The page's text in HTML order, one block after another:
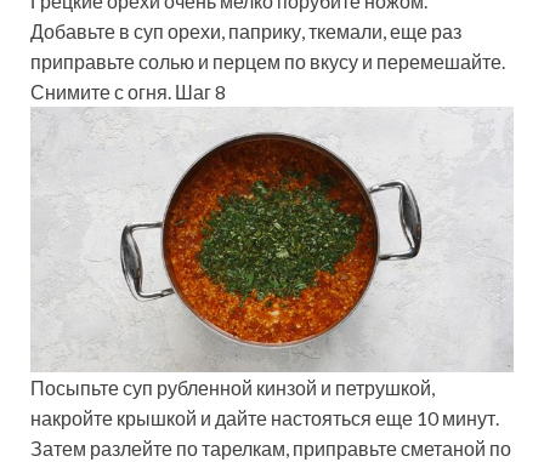
Добавьте в суп орехи, паприку, ткемали, еще раз
приправьте солью и перцем по вкусу и перемешайте.
Снимите с огня. Шаг 8
Посыпьте суп рубленной кинзой и петрушкой,
накройте крышкой и дайте настояться еще 10 минут.
Затем разлейте по тарелкам, приправьте сметаной по